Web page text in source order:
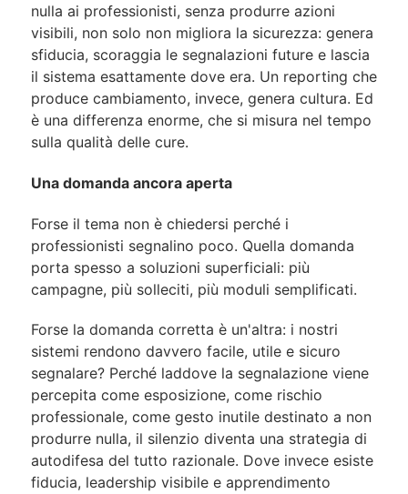
nulla ai professionisti, senza produrre azioni
visibili, non solo non migliora la sicurezza: genera
sfiducia, scoraggia le segnalazioni future e lascia
il sistema esattamente dove era. Un reporting che
produce cambiamento, invece, genera cultura. Ed
è una differenza enorme, che si misura nel tempo
sulla qualità delle cure.
Una domanda ancora aperta
Forse il tema non è chiedersi perché i
professionisti segnalino poco. Quella domanda
porta spesso a soluzioni superficiali: più
campagne, più solleciti, più moduli semplificati.
Forse la domanda corretta è un'altra: i nostri
sistemi rendono davvero facile, utile e sicuro
segnalare? Perché laddove la segnalazione viene
percepita come esposizione, come rischio
professionale, come gesto inutile destinato a non
produrre nulla, il silenzio diventa una strategia di
autodifesa del tutto razionale. Dove invece esiste
fiducia, leadership visibile e apprendimento